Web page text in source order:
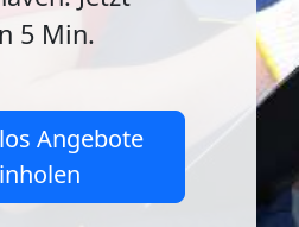
5 Min.
Angebote